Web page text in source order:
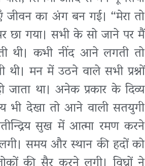
जीवन का अंग बन गई। “मेरा तो
छा गया। सभी के सो जाने पर मैं
थी। कभी नींद आने लगती तो
मन में उठने वाले सभी प्रश्नों
जाता था। अनेक प्रकार के दिव्य
भी देखा तो आने वाली सतयुगी
सुख में आत्मा रमण करने
समय और स्थान की हदों को